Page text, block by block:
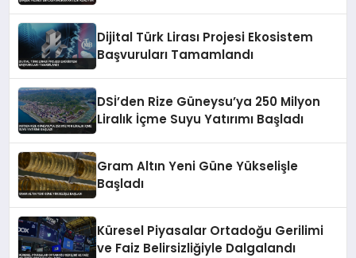
Dijital Türk Lirası Projesi Ekosistem
Başvuruları Tamamlandı
DSİ’den Rize Güneysu’ya 250 Milyon
Liralık İçme Suyu Yatırımı Başladı
Gram Altın Yeni Güne Yükselişle
Başladı
Küresel Piyasalar Ortadoğu Gerilimi
ve Faiz Belirsizliğiyle Dalgalandı